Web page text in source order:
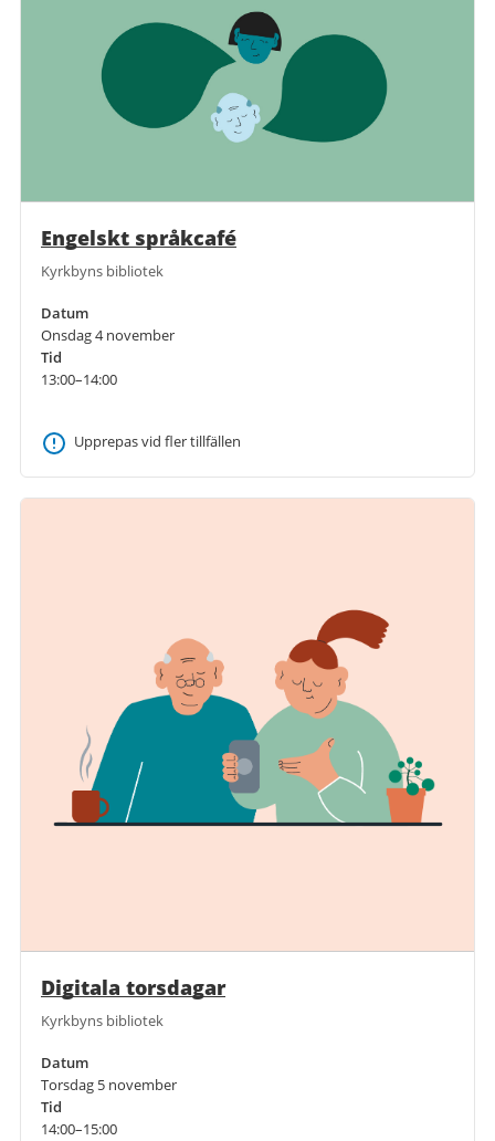
Engelskt språkcafé
Kyrkbyns bibliotek
Datum
Onsdag 4 november
Tid
13:00–14:00
Upprepas vid fler tillfällen
Digitala torsdagar
Kyrkbyns bibliotek
Datum
Torsdag 5 november
Tid
14:00–15:00